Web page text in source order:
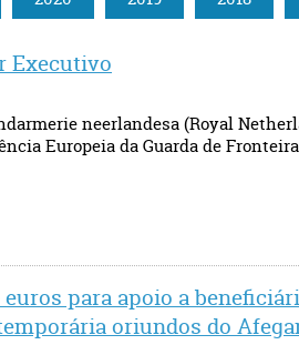
Executivo
neerlandesa (Royal
Europeia da Guarda de
para apoio a
oriundos do